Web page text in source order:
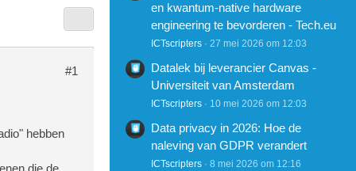
#1
hebben
die de
en kwantum-native hardware
engineering te bevorderen - Tech.eu
ICTscripters 27 mei 2026 om 12:03
Datalek bij leverancier Canvas -
Universiteit van Amsterdam
ICTscripters 10 mei 2026 om 12:03
Data privacy in 2026: Hoe de
naleving van GDPR verandert
ICTscripters 8 mei 2026 om 12:16